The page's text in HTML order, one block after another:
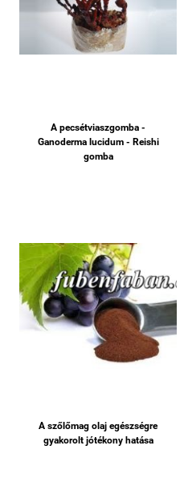
A pecsétviaszgomba -
Ganoderma lucidum - Reishi
gomba
A szőlőmag olaj egészségre
gyakorolt jótékony hatása